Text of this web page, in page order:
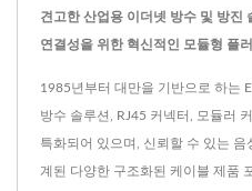
견고한 산업용 이더넷 방수 및 방
연결성을 위한 혁신적인 모듈형 플
1985년부터 대만을 기반으로 하는
방수 솔루션, RJ45 커넥터, 모듈러
특화되어 있으며, 신뢰할 수 있는
계된 다양한 구조화된 케이블 제품